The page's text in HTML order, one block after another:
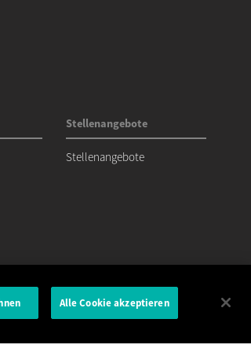
Stellenangebote
Stellenangebote
Alle Cookie akzeptieren